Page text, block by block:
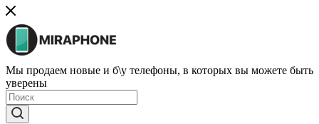
Мы продаем новые и б\у телефоны, в которых вы можете быть
уверены